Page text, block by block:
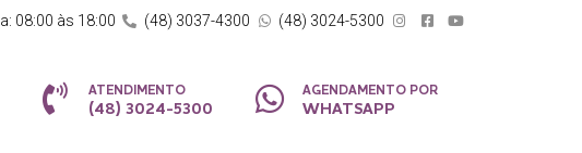
08:00 às 18:00 (48) 3037-4300 (48) 3024-5300
ATENDIMENTO
(48) 3024-5300
AGENDAMENTO POR
WHATSAPP